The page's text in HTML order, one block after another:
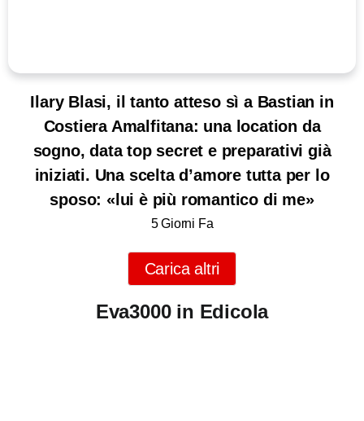
Ilary Blasi, il tanto atteso sì a Bastian in
Costiera Amalfitana: una location da
sogno, data top secret e preparativi già
iniziati. Una scelta d’amore tutta per lo
sposo: «lui è più romantico di me»
5 Giorni Fa
Carica altri
Eva3000 in Edicola